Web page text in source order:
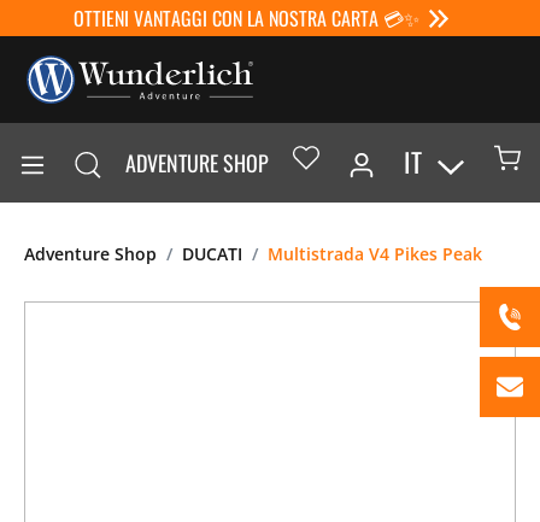
OTTIENI VANTAGGI CON LA NOSTRA CARTA 💳✨
ADVENTURE SHOP IT
Adventure Shop DUCATI Multistrada V4 Pikes Peak